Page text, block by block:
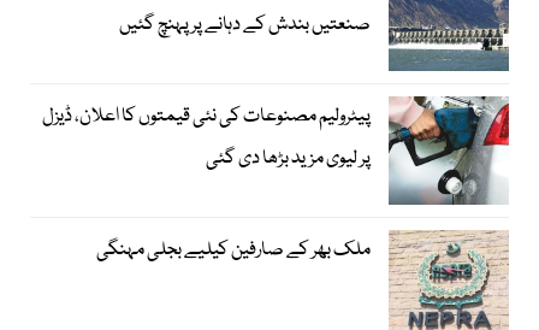
صنعتیں بندش کے دہانے پر پہنچ گئیں
پیٹرولیم مصنوعات کی نئی قیمتوں کا اعلان، ڈیزل
پر لیوی مزید بڑھا دی گئی
ملک بھر کے صارفین کیلیے بجلی مہنگی